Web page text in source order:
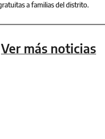
a familias del distrito.
Ver más noticias